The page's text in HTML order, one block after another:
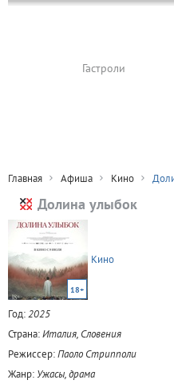
Гастроли
Главная Афиша Кино
Долина улыбок
18+
Кино
Год:2025
Страна:Италия, Словения
Режиссер:Паоло Стрипполи
Жанр: Ужасы, драма